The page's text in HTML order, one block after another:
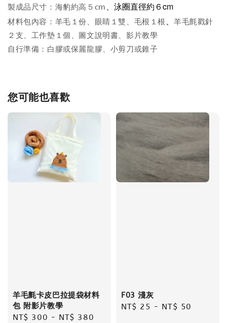
製成品尺寸：海豹約高５cm 、泳圈直徑約６cm
材料包內容：羊毛１份、眼睛１雙、毛根１根 、
羊毛氈戳針
２支、工作墊１個、圖文說明書、影片教學
自行準備：白膠或保麗龍膠、小剪刀或錐子
您可能也喜歡
羊毛氈卡皮巴拉提袋材料
包 附影片教學
Regular
NT$ 300 - NT$ 380
F03 淺灰
Regular
NT$ 25 - NT$ 50